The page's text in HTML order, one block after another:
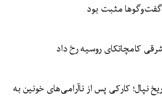
گفت‌وگوها مثبت بود
نپال؛ کارکی پس از ناآرامی‌های خونین به